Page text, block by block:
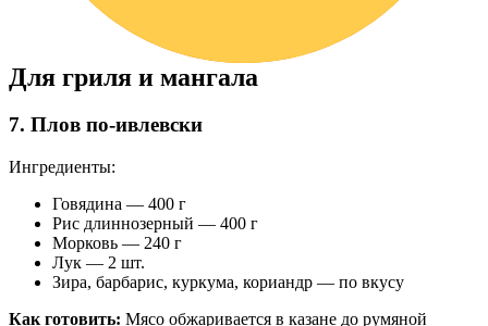
Для гриля и мангала
7. Плов по-ивлевски
Ингредиенты:
Говядина — 400 г
Рис длиннозерный — 400 г
Морковь — 240 г
Лук — 2 шт.
Зира, барбарис, куркума, кориандр — по вкусу
Как готовить: Мясо обжаривается в казане до румяной